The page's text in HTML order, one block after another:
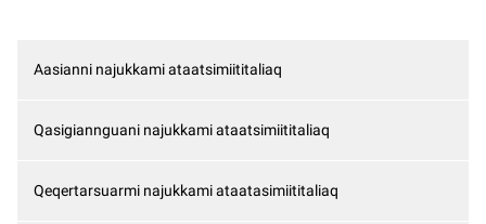
Aasianni najukkami ataatsimiititaliaq
Qasigiannguani najukkami ataatsimiititaliaq
Qeqertarsuarmi najukkami ataatasimiititaliaq